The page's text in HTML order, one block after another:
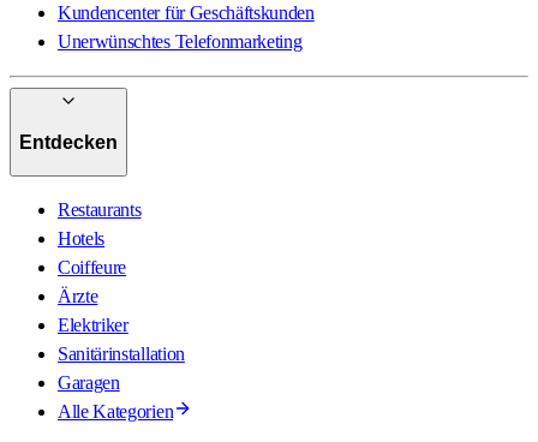
Kundencenter für Geschäftskunden
Unerwünschtes Telefonmarketing
Entdecken
Restaurants
Hotels
Coiffeure
Ärzte
Elektriker
Sanitärinstallation
Garagen
Alle Kategorien